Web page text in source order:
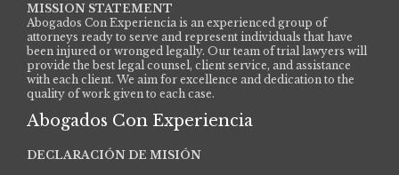
MISSION STATEMENT
Abogados Con Experiencia is an experienced group of
attorneys ready to serve and represent individuals that have
been injured or wronged legally. Our team of trial lawyers will
provide the best legal counsel, client service, and assistance
with each client. We aim for excellence and dedication to the
quality of work given to each case.
Abogados Con Experiencia
DECLARACIÓN DE MISIÓN